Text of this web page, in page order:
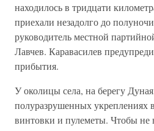
находилось в тридцати
приехали незадолго до
руководитель местной
Лавчев. Каравасилев
прибытия.
У околицы села, на берегу
полуразрушенных укреплениях
винтовки и пулеметы. Чтобы не